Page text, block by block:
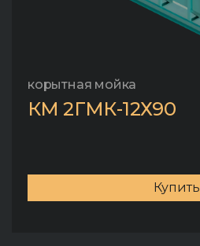
корытная мойка
КМ 2ГМК-12Х90
Купить